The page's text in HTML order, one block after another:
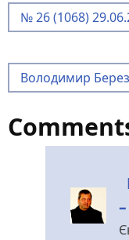
№ 26 (1068)
Володимир
–